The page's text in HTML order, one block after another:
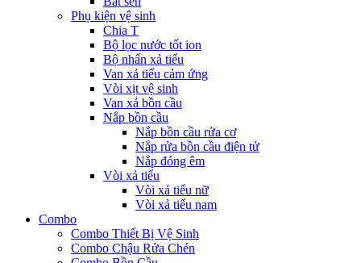
Phụ kiện vệ sinh
Chia T
Bộ lọc nước tốt ion
Bộ nhấn xả tiểu
Van xả tiểu cảm ứng
Vòi xịt vệ sinh
Van xả bồn cầu
Nắp bồn cầu
Nắp bồn cầu rửa cơ
Nắp rửa bồn cầu điện tử
Nắp đóng êm
Vòi xả tiểu
Vòi xả tiểu nữ
Vòi xả tiểu nam
Combo
Combo Thiết Bị Vệ Sinh
Combo Chậu Rửa Chén